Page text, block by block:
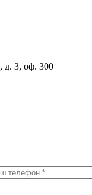
д. 3, оф. 300